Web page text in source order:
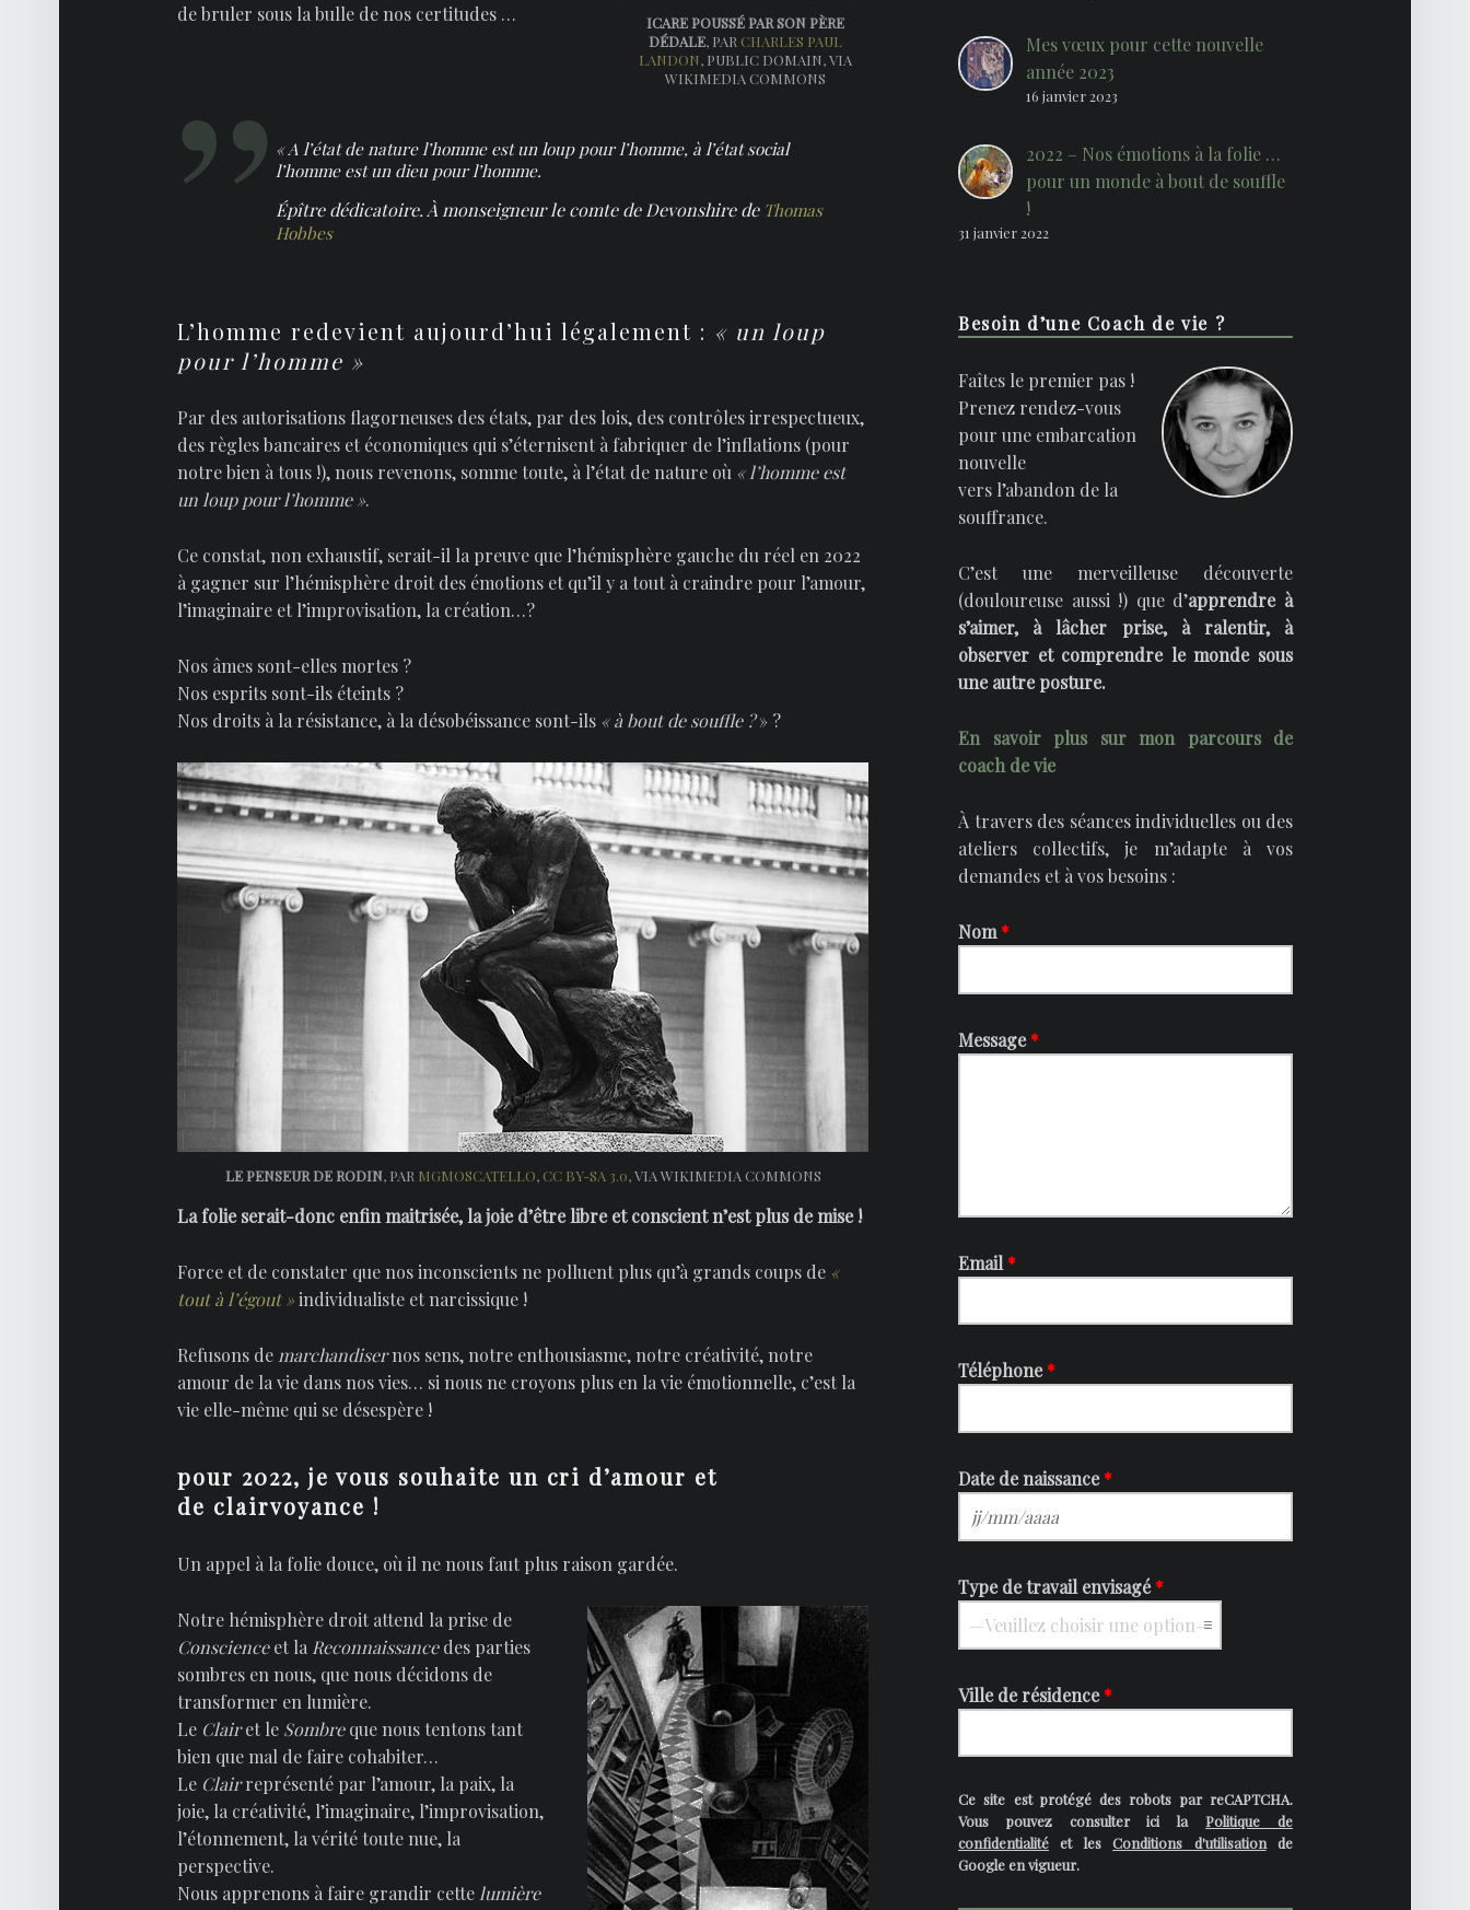
ICARE POUSSÉ PAR SON PÈRE
DÉDALE, PAR CHARLES PAUL
LANDON, PUBLIC DOMAIN, VIA
WIKIMEDIA COMMONS
de bruler sous la bulle de nos certitudes …
« A l’état de nature l’homme est un loup pour l’homme, à l’état social
l’homme est un dieu pour l’homme.
Épître dédicatoire. À monseigneur le comte de Devonshirede Thomas
Hobbes
L’homme redevient aujourd’hui légalement : « un loup
pour l’homme »
Par des autorisations flagorneuses des états, par des lois, des contrôles irrespectueux,
des règles bancaires et économiques qui s’éternisent à fabriquer de l’inflations (pour
notre bien à tous !), nous revenons, somme toute, à l’état de nature où « l’homme est
un loup pour l’homme ».
Ce constat, non exhaustif, serait-il la preuve que l’hémisphère gauche du réel en 2022
à gagner sur l’hémisphère droit des émotions et qu’il y a tout à craindre pour l’amour,
l’imaginaire et l’improvisation, la création…?
Nos âmes sont-elles mortes ?
Nos esprits sont-ils éteints ?
Nos droits à la résistance, à la désobéissance sont-ils « à bout de souffle ?» ?
LE PENSEUR DE RODIN, PAR MGMOSCATELLO, CC BY-SA 3.0, VIA WIKIMEDIA COMMONS
La folie serait-donc enfin maitrisée, la joie d’être libre et conscient n’est plus de mise !
Force et de constater que nos inconscients ne polluent plus qu’à grands coups de «
tout à l’égout »individualiste et narcissique !
Refusons de marchandisernos sens, notre enthousiasme, notre créativité, notre
amour de la vie dans nos vies… si nous ne croyons plus en la vie émotionnelle, c’est la
vie elle-même qui se désespère !
pour 2022, je vous souhaite un cri d’amour et
de clairvoyance !
Un appel à la folie douce, où il ne nous faut plus raison gardée.
Notre hémisphère droit attend la prise de
Conscienceet la Reconnaissancedes parties
sombres en nous, que nous décidons de
transformer en lumière.
Le Clairet le Sombreque nous tentons tant
bien que mal de faire cohabiter…
Le Clairreprésenté par l’amour, la paix, la
joie, la créativité, l’imaginaire, l’improvisation,
l’étonnement, la vérité toute nue, la
perspective.
Nous apprenons à faire grandir cettelumière
Mes vœux pour cette nouvelle
année 2023
16 janvier 2023
2022 – Nos émotions à la folie …
pour un monde à bout de souffle
!
31 janvier 2022
Besoin d’une Coach de vie ?
Faîtes le premier pas !
Prenez rendez-vous
pour une embarcation
nouvelle
vers l’abandon de la
souffrance.
C’est une merveilleuse découverte
(douloureuse aussi !) que d’apprendre à
s’aimer, à lâcher prise, à ralentir, à
observer et comprendre le monde sous
une autre posture.
En savoir plus sur mon parcours de
coach de vie
À travers des séances individuelles ou des
ateliers collectifs, je m’adapte à vos
demandes et à vos besoins :
Nom*
Message*
Email*
Téléphone*
Date de naissance*
Type de travail envisagé*
Ville de résidence*
Ce site est protégé des robots par reCAPTCHA.
Vous pouvez consulter ici la Politique de
confidentialité et lesConditions d'utilisationde
Google en vigueur.